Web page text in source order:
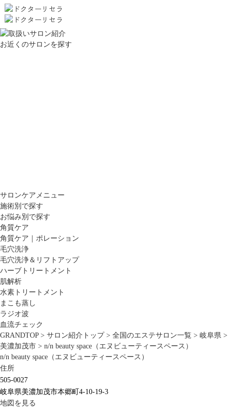
お近くのサロンを探す
サロンケアメニュー
施術別で探す
お悩み別で探す
角質ケア
角質ケア｜ポレーション
毛穴洗浄
毛穴洗浄＆リフトアップ
ハーブトリートメント
肌解析
水素トリートメント
まこも蒸し
ラジオ波
血流チェック
GRANDTOP > サロン紹介トップ > 全国のエステサロン一覧 > 岐阜県 >
美濃加茂市 > n/n beauty space（エヌビューティースペース）
n/n beauty space（エヌビューティースペース）
住所
505-0027
岐阜県美濃加茂市本郷町4-10-19-3
地図を見る